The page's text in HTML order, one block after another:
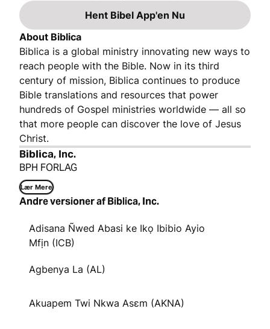
Hent Bibel App'en Nu
About Biblica
Biblica is a global ministry innovating new ways to
reach people with the Bible. Now in its third
century of mission, Biblica continues to produce
Bible translations and resources that power
hundreds of Gospel ministries worldwide — all so
that more people can discover the love of Jesus
Christ.
Biblica, Inc.
BPH FORLAG
Lær Mere
Andre versioner af Biblica, Inc.
Adisana Ñwed Abasi ke Ikọ Ibibio Ayio
Mfịn (ICB)
Agbenya La (AL)
Akuapem Twi Nkwa Asɛm (AKNA)